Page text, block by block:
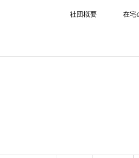
社団概要 在宅